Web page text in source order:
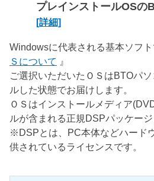
プレインストールOS
[詳細]
Windowsに代表される基本ソフ
Ｓについて 』
ご選択いただいたＯＳはBTOパ
ルした状態でお届けします。
ＯＳはインストールメディア
ルが含まれる正規DSPパッケージ
※DSPとは、PC本体などハード
供されているライセンスです。